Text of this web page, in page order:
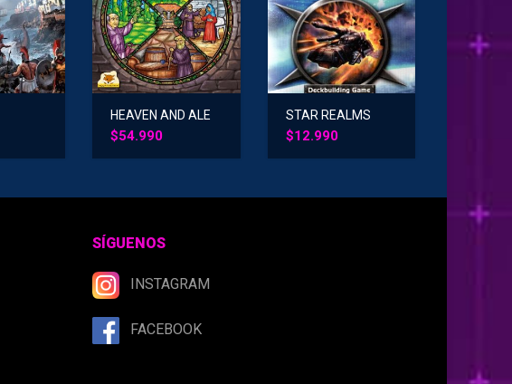
HEAVEN AND ALE
$54.990
STAR REALMS
$12.990
SÍGUENOS
INSTAGRAM
FACEBOOK